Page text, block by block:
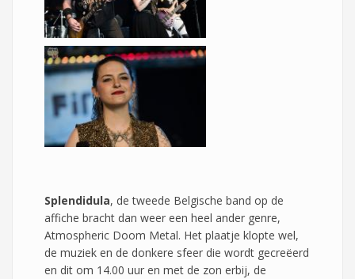
Splendidula, de tweede Belgische band op de
affiche bracht dan weer een heel ander genre,
Atmospheric Doom Metal. Het plaatje klopte wel,
de muziek en de donkere sfeer die wordt gecreëerd
en dit om 14.00 uur en met de zon erbij, de